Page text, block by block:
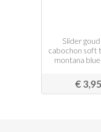
Slider
cabochon soft
montana
€ 3,95